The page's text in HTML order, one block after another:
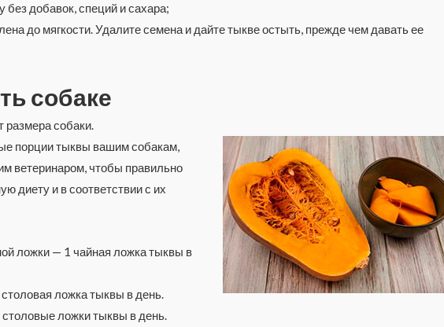
добавок, специй и сахара;
до мягкости. Удалите семена и дайте тыкве остыть, прежде чем давать ее
собаке
размера собаки.
порции тыквы вашим собакам,
ветеринаром, чтобы правильно
диету и в соответствии с их
ложки — 1 чайная ложка тыквы в
ложка тыквы в день.
ложки тыквы в день.